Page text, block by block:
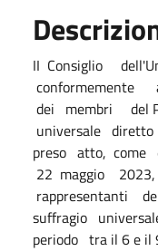
II Consiglio
conformemente
dei membri del
universale
preso atto, come
22 maggio
rappresentanti
suffragio
periodo tra il 6 e